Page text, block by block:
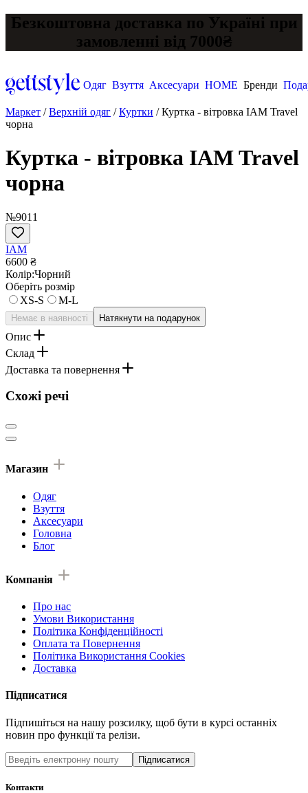
Безкоштовна доставка по Україні при
замовленні від 7000₴
Одяг Взуття Аксесуари HOME Бренди
Маркет /Верхній одяг /Куртки /Куртка - вітровка IAM Travel
чорна
Куртка - вітровка IAM Travel
чорна
№9011
IAM
6600 ₴
Колір:Чорний
Оберіть розмір
XS-S
M-L
Немає в наявності Натякнути на подарунок
Опис
Склад
Доставка та повернення
Схожі речі
Магазин
Одяг
Взуття
Аксесуари
Головна
Блог
Компанія
Про нас
Умови Використання
Політика Конфіденційності
Оплата та Повернення
Політика Використання Cookies
Доставка
Підписатися
Підпишіться на нашу розсилку, щоб бути в курсі останніх
новин про функції та релізи.
Підписатися
Контакти